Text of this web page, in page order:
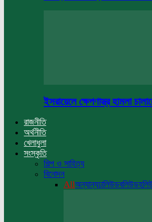
ইসরায়েলে ক্ষেপণাস্ত্র হামলা
রাজনীতি
অর্থনীতি
খেলাধুলা
সংস্কৃতি
শিল্প ও সাহিত্য
বিনোদন
Allঅন্যান্যঢালিউডবলিউড